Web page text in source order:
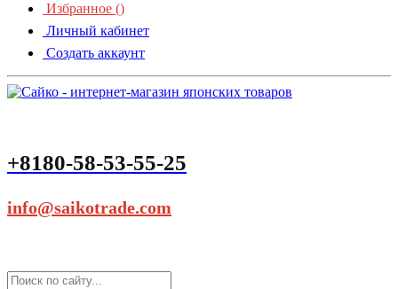
Избранное ()
Личный кабинет
Создать аккаунт
+8180-58-53-55-25
info@saikotrade.com